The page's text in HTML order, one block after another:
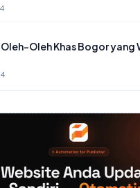
Oleh Khas Bogor yang